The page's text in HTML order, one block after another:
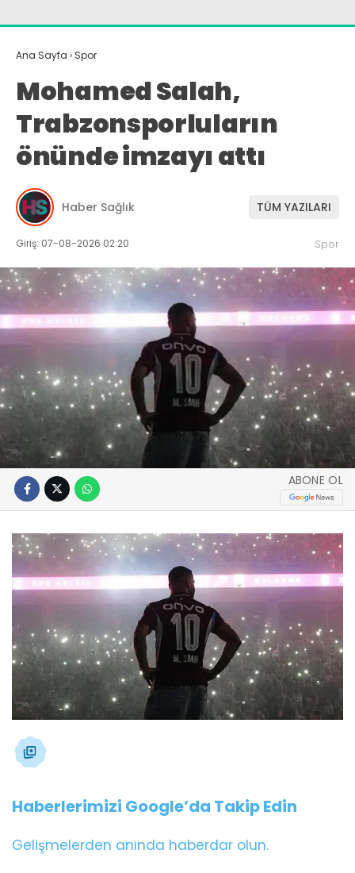
Ana Sayfa › Spor
Mohamed Salah,
Trabzonsporluların
önünde imzayı attı
Haber Sağlık TÜM YAZILARI
Giriş: 07-08-2026 02:20 Spor
ABONE OL
Haberlerimizi Google’da Takip Edin
Gelişmelerden anında haberdar olun.